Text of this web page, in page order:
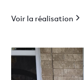
Voir la réalisation